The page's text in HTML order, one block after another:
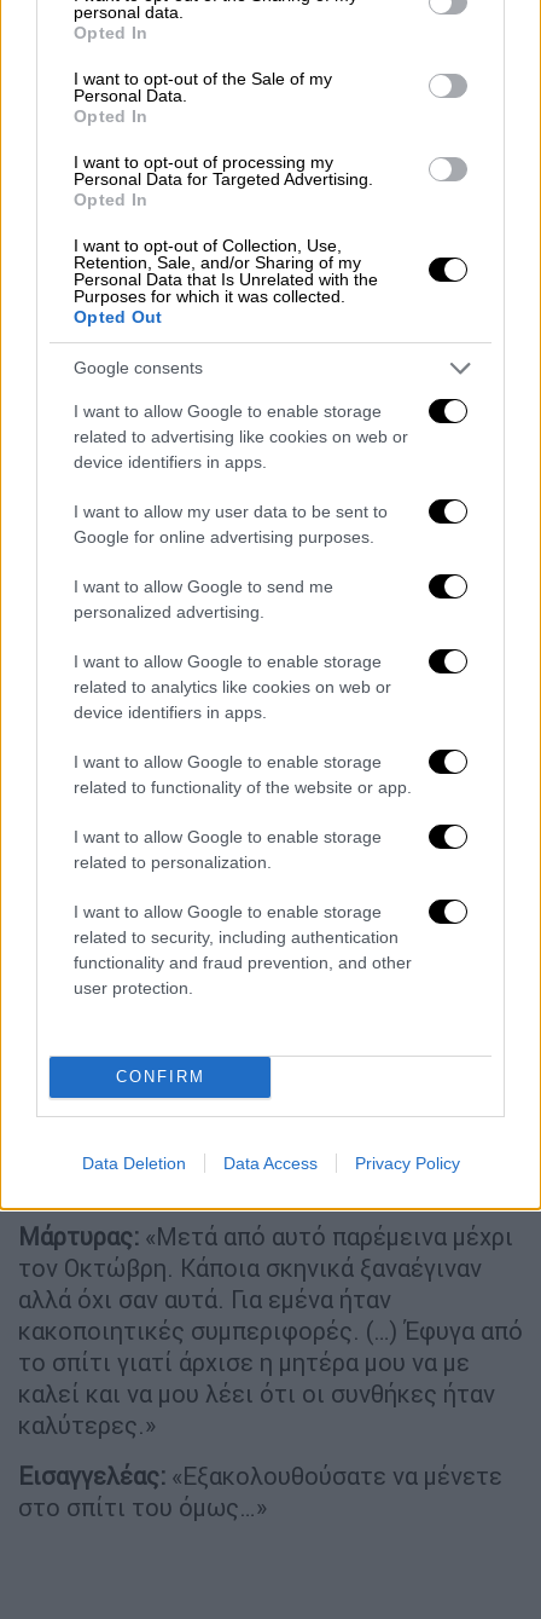
grant or deny consent to Google and its third-party tags to
use your data for below specified purposes in below Google
consent section.
personal data.
Opted In
I want to opt-out of the Sale of my
Personal Data.
Opted In
I want to opt-out of processing my
Personal Data for Targeted Advertising.
Opted In
I want to opt-out of Collection, Use,
Retention, Sale, and/or Sharing of my
Personal Data that Is Unrelated with the
Purposes for which it was collected.
Opted Out
Google consents
I want to allow Google to enable storage
related to advertising like cookies on web or
device identifiers in apps.
I want to allow my user data to be sent to
Google for online advertising purposes.
I want to allow Google to send me
personalized advertising.
I want to allow Google to enable storage
related to analytics like cookies on web or
device identifiers in apps.
I want to allow Google to enable storage
related to functionality of the website or app.
I want to allow Google to enable storage
related to personalization.
I want to allow Google to enable storage
related to security, including authentication
functionality and fraud prevention, and other
user protection.
CONFIRM
Data Deletion Data Access Privacy Policy
τί συμβαίνει. Όταν βγαίνω πια από το μπάνιο
Βγαίνω και βλέπω να μιλά με τους άλλους
και να γελάνε και κανείς δεν αντιδρούσε.
Θολωμένος κάθισα και έμεινα
εκτεθειμένος…»
Στο Μικτό Ορκωτο Εφετείο Αθηνών ο Δημήτρης Λιγνάδης,
που κρίνεται σε δεύτερο βαθμό για υποθέσεις βιασμού
ανηλίκων (ΙΝΤΙΜΕ)
Πρόεδρος:«Δεν κατάλαβαν οι άλλοι;»
Μάρτυρας: «Δεν ξέρω ποια ήταν η αντίδρασή
τους αν κατάλαβαν ή τί κατάλαβαν… δεν
μπορούσαν να δουν, αλλά δεν ξέρω αν
άκουσαν όλο αυτό γιατί είχε και μουσική.
Όλοι έπιναν αλκοόλ που μας πρόσφερε ο
καταλάβαινα πώς ήμουν. Αν ήταν αντιληπτό
ή όχι ότι έκλαιγα. Απομονώθηκα και δεν
μίλησα. Ένιωσα σαν να ήταν αποδεκτό από
τους άλλους.»
Πρόεδρος:«Μετά από αυτό;»
να πάω. Μετά ο κατηγορούμενος δεν έδωσε
σημασία. Έκατσε, είδε τηλεόραση και πήγε
Μάρτυρας: «Μετά από αυτό παρέμεινα μέχρι
τον Οκτώβρη. Κάποια σκηνικά ξαναέγιναν
αλλά όχι σαν αυτά. Για εμένα ήταν
κακοποιητικές συμπεριφορές. (…) Έφυγα από
το σπίτι γιατί άρχισε η μητέρα μου να με
καλεί και να μου λέει ότι οι συνθήκες ήταν
καλύτερες.»
Εισαγγελέας: «Εξακολουθούσατε να μένετε
στο σπίτι του όμως…»